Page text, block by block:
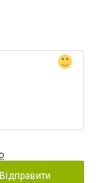
Відправити